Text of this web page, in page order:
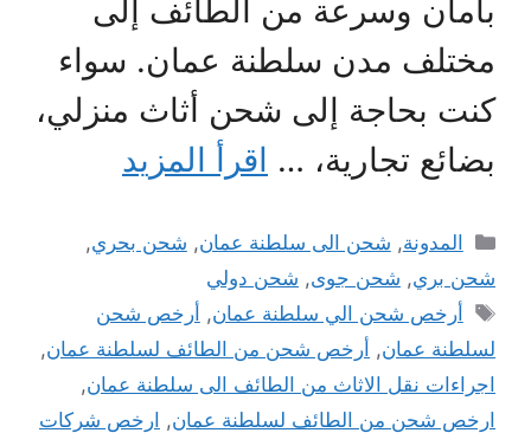
بأمان وسرعة من الطائف إلى
مختلف مدن سلطنة عمان. سواء
كنت بحاجة إلى شحن أثاث منزلي،
بضائع تجارية، … اقرأ المزيد
التصنيفات
المدونة, شحن الى سلطنة عمان, شحن بحري,
شحن بري, شحن جوى, شحن دولي
الوسوم
أرخص شحن الي سلطنة عمان, أرخص شحن
لسلطنة عمان, أرخص شحن من الطائف لسلطنة عمان,
اجراءات نقل الاثاث من الطائف الى سلطنة عمان,
ارخص شحن من الطائف لسلطنة عمان, ارخص شركات